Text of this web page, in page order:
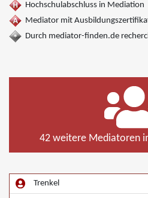
Hochschulabschluss in Mediation
Mediator mit
Durch mediator-finden.de
42 weitere Mediatoren
Trenkel